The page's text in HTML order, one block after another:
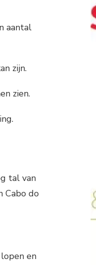
aantal
zijn.
zien.
tal van
Cabo do
en